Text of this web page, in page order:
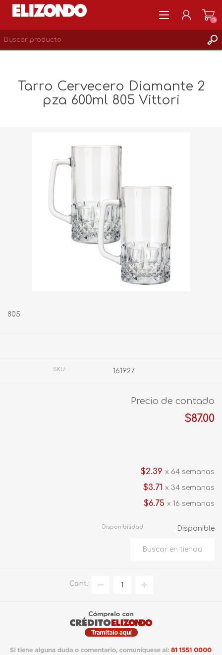
LISTA DE DESEOS 0
(0)
Tarro Cervecero Diamante 2
pza 600ml 805 Vittori
805
SKU: 161927
Precio de contado
$87.00
$2.39 x 64 semanas
$3.71 x 34 semanas
$6.75 x 16 semanas
Disponibilidad: Disponible
Cant.: